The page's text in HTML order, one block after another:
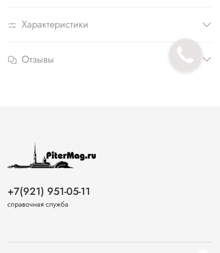
Характеристики
Отзывы
+7(921) 951-05-11
справочная служба